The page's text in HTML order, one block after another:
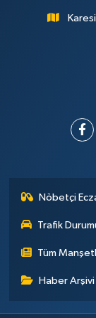
Nöbetçi
Trafik
Tüm
Haber Arşivi